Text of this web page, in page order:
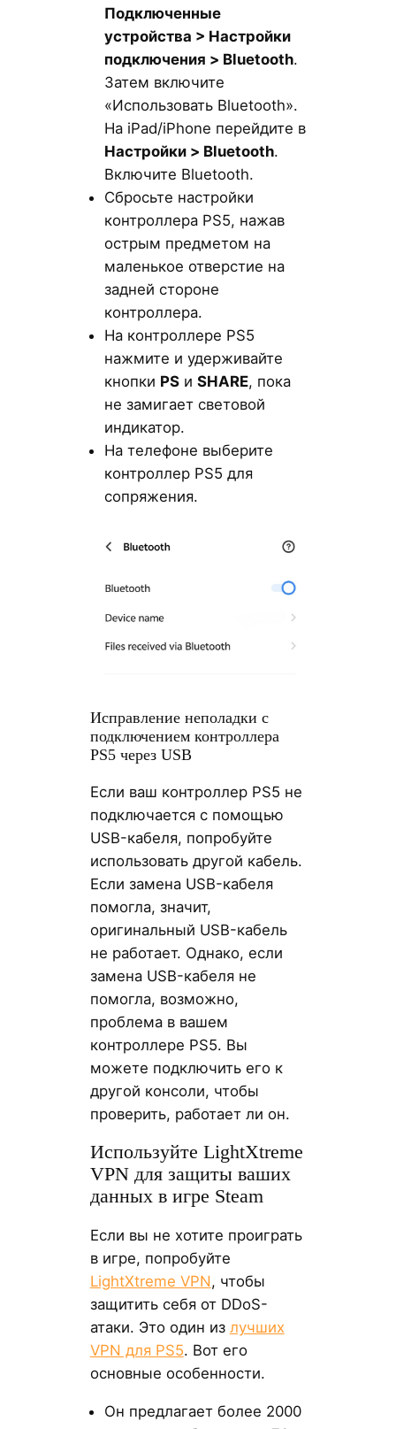
Подключенные
устройства > Настройки
подключения > Bluetooth.
Затем включите
«Использовать Bluetooth».
На iPad/iPhone перейдите в
Настройки > Bluetooth.
Включите Bluetooth.
Сбросьте настройки
контроллера PS5, нажав
острым предметом на
маленькое отверстие на
задней стороне
контроллера.
На контроллере PS5
нажмите и удерживайте
кнопки PSи SHARE, пока
не замигает световой
индикатор.
На телефоне выберите
контроллер PS5 для
сопряжения.
Исправление неполадки с
подключением контроллера
PS5 через USB
Если ваш контроллер PS5 не
подключается с помощью
USB-кабеля, попробуйте
использовать другой кабель.
Если замена USB-кабеля
помогла, значит,
оригинальный USB-кабель
не работает. Однако, если
замена USB-кабеля не
помогла, возможно,
проблема в вашем
контроллере PS5. Вы
можете подключить его к
другой консоли, чтобы
проверить, работает ли он.
Используйте LightXtreme
VPN для защиты ваших
данных в игре Steam
Если вы не хотите проиграть
в игре, попробуйте
LightXtreme VPN, чтобы
защитить себя от DDoS-
атаки. Это один из лучших
VPN для PS5. Вот его
основные особенности.
Он предлагает более 2000